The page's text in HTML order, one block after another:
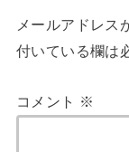
メールアドレス
付いている欄は
コメント ※